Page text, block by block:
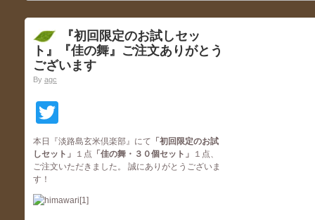
『初回限定のお試しセッ
ト』『佳の舞』ご注文ありがとう
ございます
By agc
本日『淡路島玄米倶楽部』にて 「初回限定のお試
しセット 」 １点 「佳の舞・３０個セット」
１点、
ご注文いただきました。 誠にありがとうございま
す！